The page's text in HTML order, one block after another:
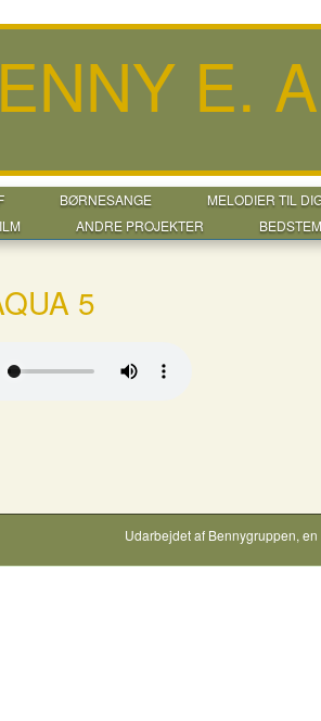
E.
BØRNESANGE
MELODIER TIL
ANDRE PROJEKTER
5
Udarbejdet af Bennygruppen,